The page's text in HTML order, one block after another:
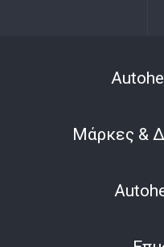
Μάρκες &